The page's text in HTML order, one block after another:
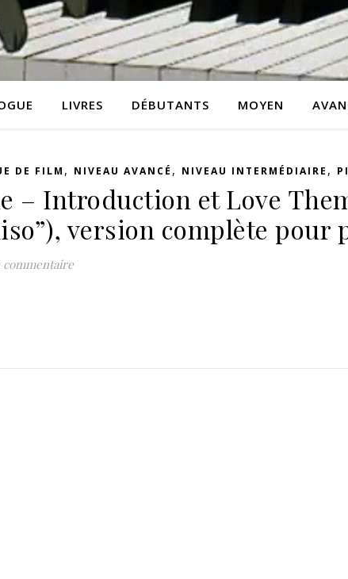
LIVRES DÉBUTANTS MOYEN
DE FILM , NIVEAU AVANCÉ , NIVEAU INTERMÉDIAIRE ,
– Introduction et Love
version complète pour
commentaire